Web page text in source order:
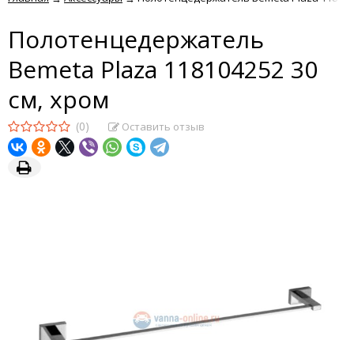
Полотенцедержатель
Bemeta Plaza 118104252 30
см, хром
(0) Оставить отзыв